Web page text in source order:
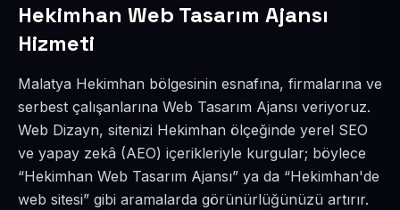
Hekimhan Web Tasarım Ajansı
Hizmeti
Malatya Hekimhan bölgesinin esnafına, firmalarına ve
serbest çalışanlarına Web Tasarım Ajansı veriyoruz.
Web Dizayn, sitenizi Hekimhan ölçeğinde yerel SEO
ve yapay zekâ (AEO) içerikleriyle kurgular; böylece
“Hekimhan Web Tasarım Ajansı” ya da “Hekimhan'de
web sitesi” gibi aramalarda görünürlüğünüzü artırır.